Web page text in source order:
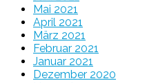
Mai 2021
April 2021
März 2021
Februar 2021
Januar 2021
Dezember 2020